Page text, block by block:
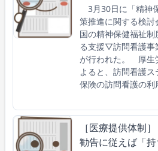
3月30日に「精神
策推進に関する検
国の精神保健福祉
る支援▽訪問看護事
が行われた。 厚生
よると、訪問看護
保険の訪問看護の
［医療提供体制
勧告に従えば「